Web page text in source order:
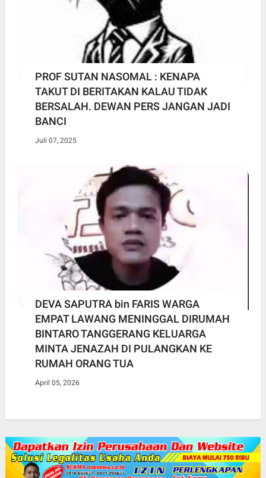
PROF SUTAN NASOMAL : KENAPA
TAKUT DI BERITAKAN KALAU TIDAK
BERSALAH. DEWAN PERS JANGAN JADI
BANCI
Juli 07, 2025
DEVA SAPUTRA bin FARIS WARGA
EMPAT LAWANG MENINGGAL DIRUMAH
BINTARO TANGGERANG KELUARGA
MINTA JENAZAH DI PULANGKAN KE
RUMAH ORANG TUA
April 05, 2026